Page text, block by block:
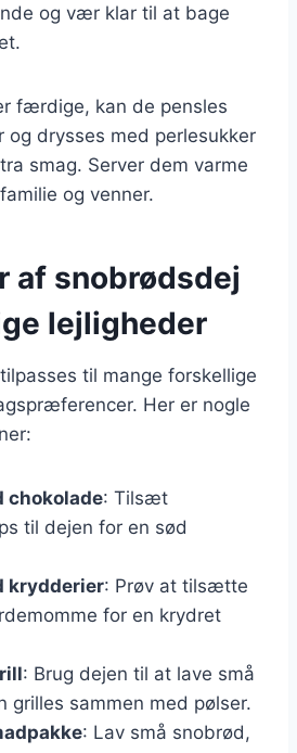
og vær klar til at bage
færdige, kan de pensles
og drysses med perlesukker
smag. Server dem varme
og venner.
af snobrødsdej
lejligheder
til mange forskellige
Her er nogle
chokolade: Tilsæt
til dejen for en sød
krydderier: Prøv at tilsætte
for en krydret
: Brug dejen til at lave små
grilles sammen med pølser.
: Lav små snobrød,